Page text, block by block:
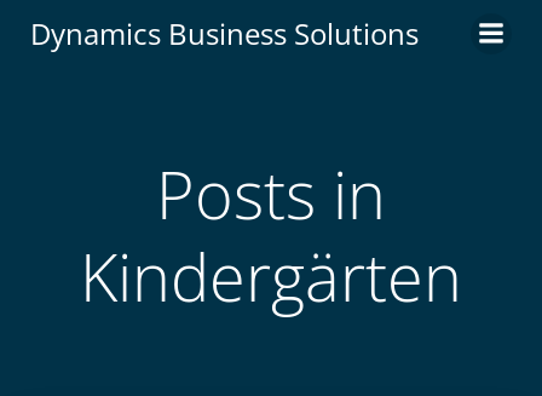
Inhalt
Dynamics Business Solutions
Posts in
Kindergärten